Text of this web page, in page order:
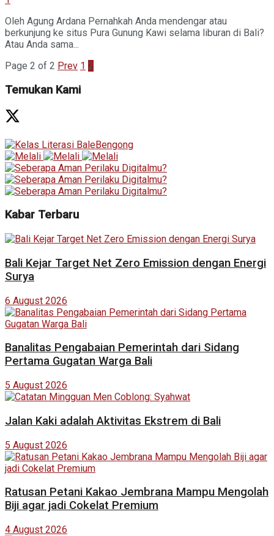
Oleh Agung Ardana Pernahkah Anda mendengar atau
berkunjung ke situs Pura Gunung Kawi selama liburan di Bali?
Atau Anda sama...
Page 2 of 2 Prev 1 2
Temukan Kami
Kabar Terbaru
Bali Kejar Target Net Zero Emission dengan Energi
Surya
6 August 2026
Banalitas Pengabaian Pemerintah dari Sidang
Pertama Gugatan Warga Bali
5 August 2026
Jalan Kaki adalah Aktivitas Ekstrem di Bali
5 August 2026
Ratusan Petani Kakao Jembrana Mampu Mengolah
Biji agar jadi Cokelat Premium
4 August 2026